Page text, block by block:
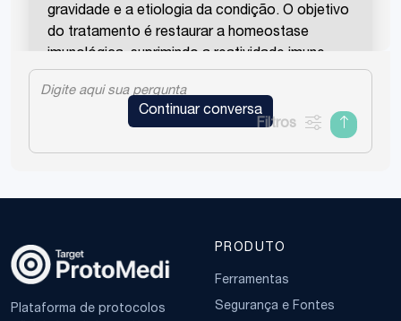
gravidade e a etiologia da condição. O objetivo
do tratamento é restaurar a homeostase
imunológica, suprimindo a reatividade imune
de defesa do paciente.
Medicamentos Comuns no
Prednisona
mg/kg/dia via oral.
Metilprednisolona: Pode ser
Continuar conversa
Filtros
Plataforma de protocolos
PRODUTO
Ferramentas
Segurança e Fontes